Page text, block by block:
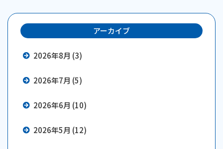
アーカイブ
2026年8月 (3)
2026年7月 (5)
2026年6月 (10)
2026年5月 (12)